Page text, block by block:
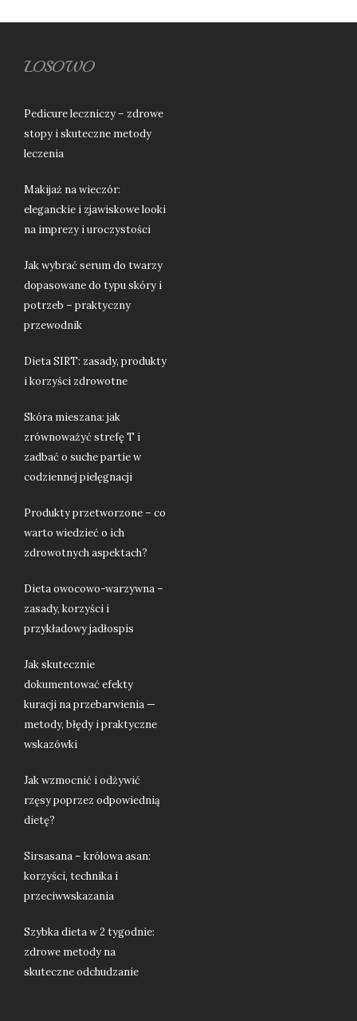
LOSOWO
Pedicure leczniczy – zdrowe
stopy i skuteczne metody
leczenia
Makijaż na wieczór:
eleganckie i zjawiskowe looki
na imprezy i uroczystości
Jak wybrać serum do twarzy
dopasowane do typu skóry i
potrzeb – praktyczny
przewodnik
Dieta SIRT: zasady, produkty
i korzyści zdrowotne
Skóra mieszana: jak
zrównoważyć strefę T i
zadbać o suche partie w
codziennej pielęgnacji
Produkty przetworzone – co
warto wiedzieć o ich
zdrowotnych aspektach?
Dieta owocowo-warzywna –
zasady, korzyści i
przykładowy jadłospis
Jak skutecznie
dokumentować efekty
kuracji na przebarwienia —
metody, błędy i praktyczne
wskazówki
Jak wzmocnić i odżywić
rzęsy poprzez odpowiednią
dietę?
Sirsasana – królowa asan:
korzyści, technika i
przeciwwskazania
Szybka dieta w 2 tygodnie:
zdrowe metody na
skuteczne odchudzanie